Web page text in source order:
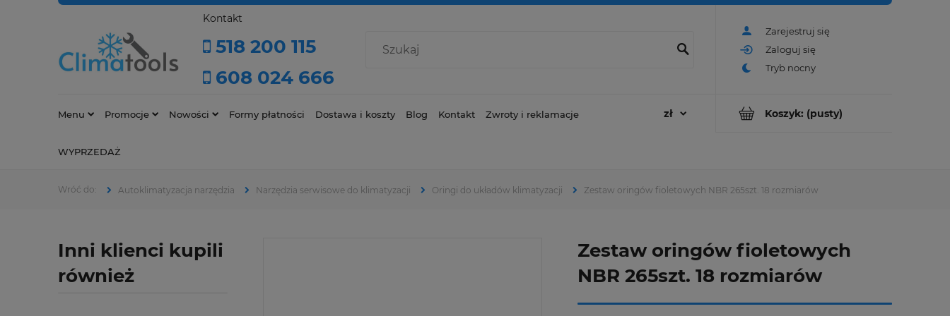
Zarejestruj się
Zaloguj się
Kontakt
518 200 115
608 024 666
Koszyk: (pusty)
Menu Promocje Nowości Formy płatności Dostawa i koszty Blog Kontakt Zwroty i reklamacje
WYPRZEDAŻ
Autoklimatyzacja narzędzia Narzędzia serwisowe do klimatyzacji Oringi do układów klimatyzacji Zestaw oringów fioletowych NBR 265szt. 18 rozmiarów
Inni klienci kupili
również
Zestaw oringów fioletowych
NBR 265szt. 18 rozmiarów